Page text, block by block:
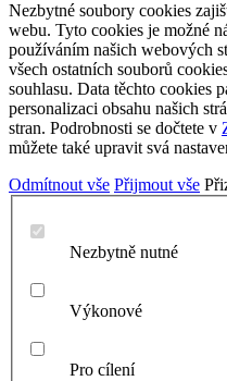
Nezbytné soubory cookies
webu. Tyto cookies je možné
používáním našich webových
všech ostatních souborů
souhlasu. Data těchto cookies
personalizaci obsahu našich
stran. Podrobnosti se dočtete v
můžete také upravit svá
Odmítnout vše Přijmout vše
Nezbytně nutné
Výkonové
Pro cílení